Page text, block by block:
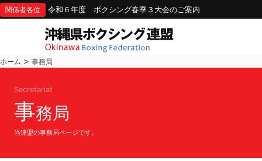
関係者各位 令和６年度 ボクシング春季３大会のご案内
ホーム > 事務局
Secretariat
事務局
当連盟の事務局ページです。